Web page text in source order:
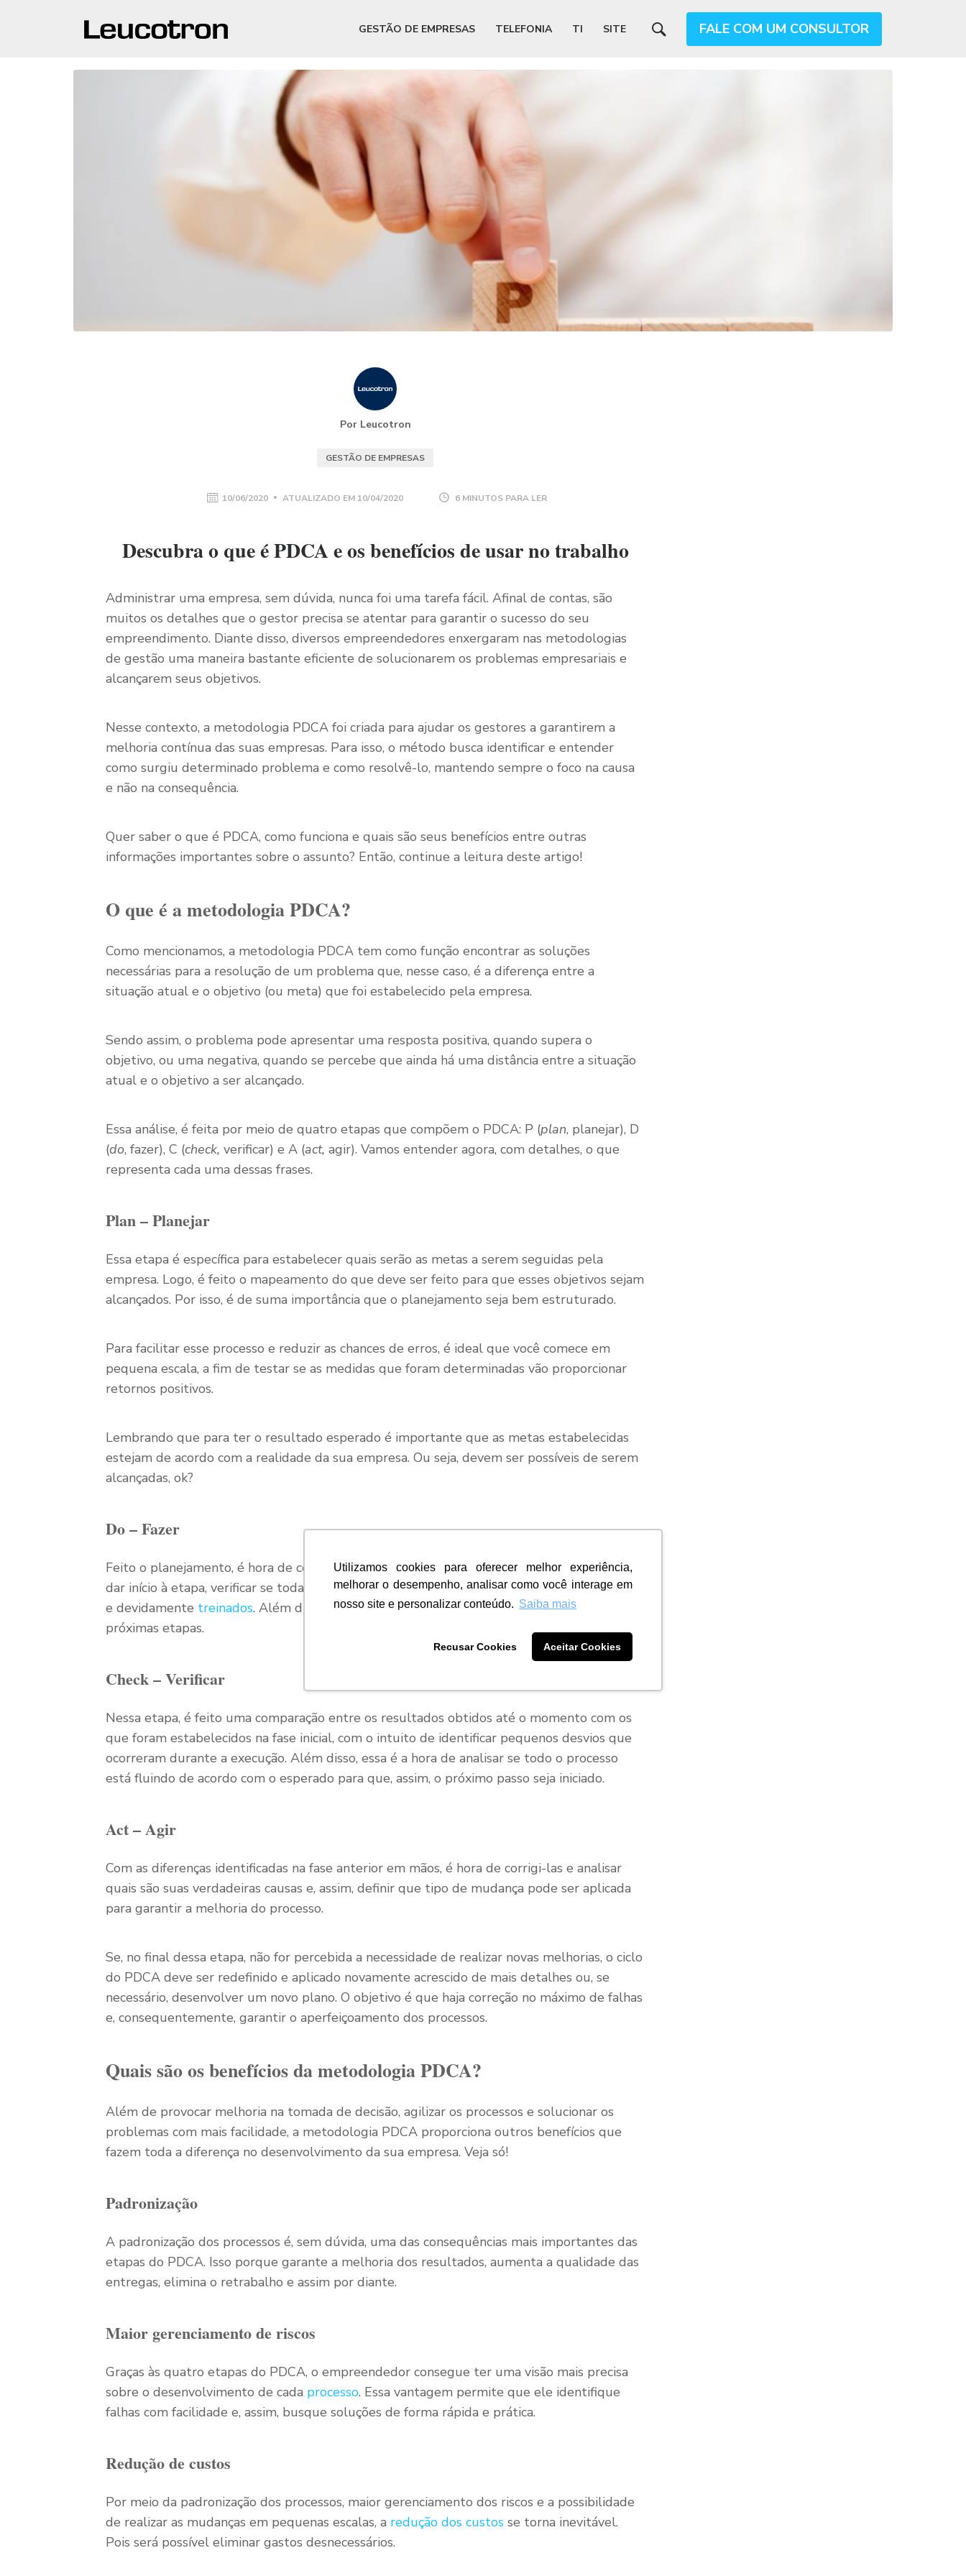
Utilizamos cookies para oferecer melhor experiência,
melhorar o desempenho, analisar como você interage em
nosso site e personalizar conteúdo. Saiba mais
Recusar Cookies Aceitar Cookies
GESTÃO DE EMPRESAS TELEFONIA TI SITE FALE COM UM CONSULTOR
Por Leucotron
GESTÃO DE EMPRESAS
10/06/2020 ATUALIZADO EM 10/04/2020 6 MINUTOS PARA LER
Descubra o que é PDCA e os benefícios de usar no trabalho
Administrar uma empresa, sem dúvida, nunca foi uma tarefa fácil. Afinal de contas, são
muitos os detalhes que o gestor precisa se atentar para garantir o sucesso do seu
empreendimento. Diante disso, diversos empreendedores enxergaram nas metodologias
de gestão uma maneira bastante eficiente de solucionarem os problemas empresariais e
alcançarem seus objetivos.
Nesse contexto, a metodologia PDCA foi criada para ajudar os gestores a garantirem a
melhoria contínua das suas empresas. Para isso, o método busca identificar e entender
como surgiu determinado problema e como resolvê-lo, mantendo sempre o foco na causa
e não na consequência.
Quer saber o que é PDCA, como funciona e quais são seus benefícios entre outras
informações importantes sobre o assunto? Então, continue a leitura deste artigo!
O que é a metodologia PDCA?
Como mencionamos, a metodologia PDCA tem como função encontrar as soluções
necessárias para a resolução de um problema que, nesse caso, é a diferença entre a
situação atual e o objetivo (ou meta) que foi estabelecido pela empresa.
Sendo assim, o problema pode apresentar uma resposta positiva, quando supera o
objetivo, ou uma negativa, quando se percebe que ainda há uma distância entre a situação
atual e o objetivo a ser alcançado.
Essa análise, é feita por meio de quatro etapas que compõem o PDCA: P (plan, planejar), D
(do, fazer), C (check, verificar) e A (act, agir). Vamos entender agora, com detalhes, o que
representa cada uma dessas frases.
Plan – Planejar
Essa etapa é específica para estabelecer quais serão as metas a serem seguidas pela
empresa. Logo, é feito o mapeamento do que deve ser feito para que esses objetivos sejam
alcançados. Por isso, é de suma importância que o planejamento seja bem estruturado.
Para facilitar esse processo e reduzir as chances de erros, é ideal que você comece em
pequena escala, a fim de testar se as medidas que foram determinadas vão proporcionar
retornos positivos.
Lembrando que para ter o resultado esperado é importante que as metas estabelecidas
estejam de acordo com a realidade da sua empresa. Ou seja, devem ser possíveis de serem
alcançadas, ok?
Do – Fazer
Feito o planejamento, é hora de colocá-lo em prática. Sendo assim, é necessário, antes de
dar início à etapa, verificar se todas as partes envolvidas na ação estão cientes do processo
e devidamente treinados. Além disso, é nesse momento que será feito o mapeamento das
próximas etapas.
Check – Verificar
Nessa etapa, é feito uma comparação entre os resultados obtidos até o momento com os
que foram estabelecidos na fase inicial, com o intuito de identificar pequenos desvios que
ocorreram durante a execução. Além disso, essa é a hora de analisar se todo o processo
está fluindo de acordo com o esperado para que, assim, o próximo passo seja iniciado.
Act – Agir
Com as diferenças identificadas na fase anterior em mãos, é hora de corrigi-las e analisar
quais são suas verdadeiras causas e, assim, definir que tipo de mudança pode ser aplicada
para garantir a melhoria do processo.
Se, no final dessa etapa, não for percebida a necessidade de realizar novas melhorias, o ciclo
do PDCA deve ser redefinido e aplicado novamente acrescido de mais detalhes ou, se
necessário, desenvolver um novo plano. O objetivo é que haja correção no máximo de falhas
e, consequentemente, garantir o aperfeiçoamento dos processos.
Quais são os benefícios da metodologia PDCA?
Além de provocar melhoria na tomada de decisão, agilizar os processos e solucionar os
problemas com mais facilidade, a metodologia PDCA proporciona outros benefícios que
fazem toda a diferença no desenvolvimento da sua empresa. Veja só!
Padronização
A padronização dos processos é, sem dúvida, uma das consequências mais importantes das
etapas do PDCA. Isso porque garante a melhoria dos resultados, aumenta a qualidade das
entregas, elimina o retrabalho e assim por diante.
Maior gerenciamento de riscos
Graças às quatro etapas do PDCA, o empreendedor consegue ter uma visão mais precisa
sobre o desenvolvimento de cada processo. Essa vantagem permite que ele identifique
falhas com facilidade e, assim, busque soluções de forma rápida e prática.
Redução de custos
Por meio da padronização dos processos, maior gerenciamento dos riscos e a possibilidade
de realizar as mudanças em pequenas escalas, a redução dos custos se torna inevitável.
Pois será possível eliminar gastos desnecessários.